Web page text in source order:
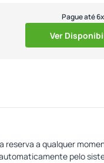
Pague até 6x
Ver
reserva a qualquer
pelo